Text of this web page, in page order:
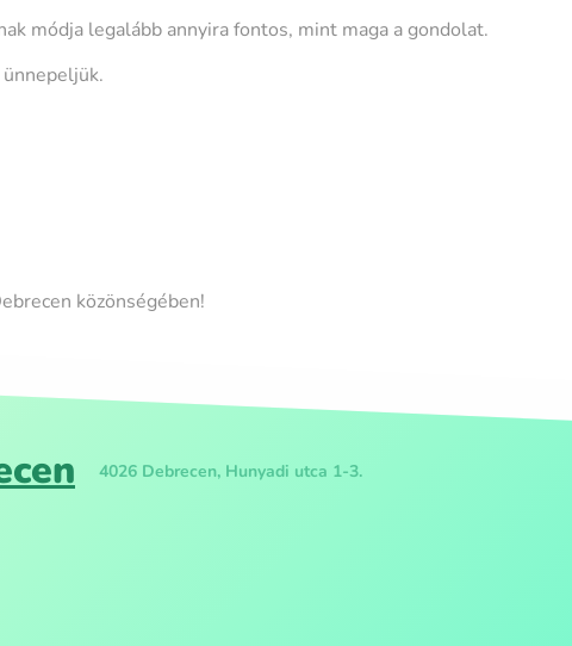
módja legalább annyira fontos, mint maga a gondolat.
közönségében!
4026 Debrecen, Hunyadi utca 1-3.